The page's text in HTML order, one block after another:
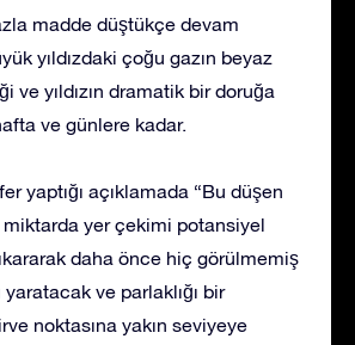
madde düştükçe devam
yıldızdaki çoğu gazın beyaz
ve yıldızın dramatik bir doruğa
ve günlere kadar.
yaptığı açıklamada “Bu düşen
yer çekimi potansiyel
daha önce hiç görülmemiş
yaratacak ve parlaklığı bir
noktasına yakın seviyeye